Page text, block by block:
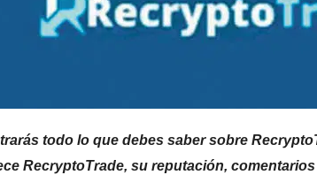
todo lo que debes saber sobre
RecryptoTrade, su reputación,